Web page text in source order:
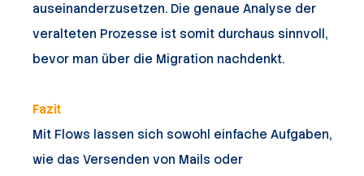
auseinanderzusetzen. Die genaue Analyse der
veralteten Prozesse ist somit durchaus sinnvoll,
bevor man über die Migration nachdenkt.
Fazit
Mit Flows lassen sich sowohl einfache Aufgaben,
wie das Versenden von Mails oder